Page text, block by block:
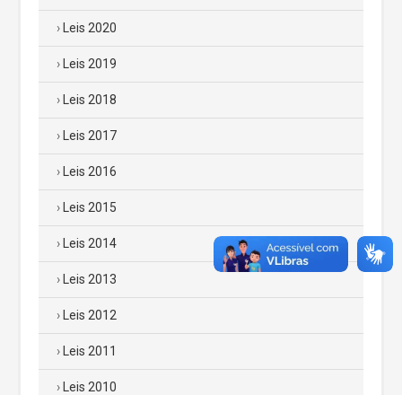
Leis 2020
Leis 2019
Leis 2018
Leis 2017
Leis 2016
Leis 2015
Leis 2014
Leis 2013
Leis 2012
Leis 2011
Leis 2010